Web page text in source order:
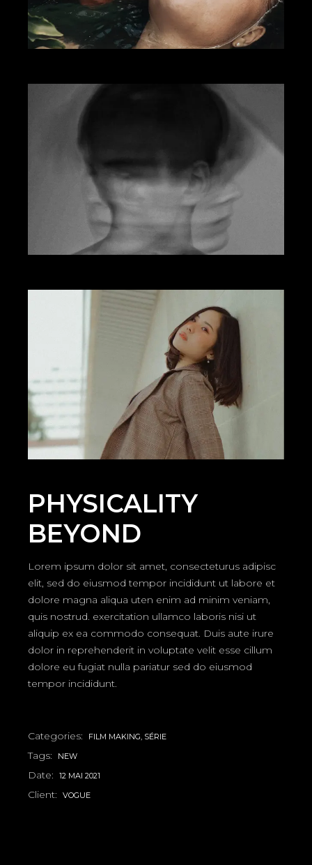
PHYSICALITY
BEYOND
Lorem ipsum dolor sit amet, consecteturus adipisc
elit, sed do eiusmod tempor incididunt ut labore et
dolore magna aliqua uten enim ad minim veniam,
quis nostrud. exercitation ullamco laboris nisi ut
aliquip ex ea commodo consequat. Duis aute irure
dolor in reprehenderit in voluptate velit esse cillum
dolore eu fugiat nulla pariatur sed do eiusmod
tempor incididunt.
Categories: FILM MAKING SÉRIE
Tags: NEW
Date: 12 MAI 2021
Client: VOGUE